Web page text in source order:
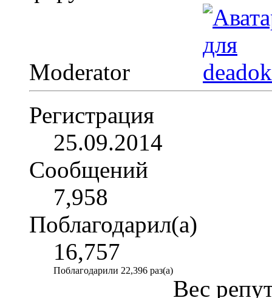
Moderator
Регистрация
25.09.2014
Сообщений
7,958
Поблагодарил(а)
16,757
Поблагодарили 22,396 раз(а)
Вес